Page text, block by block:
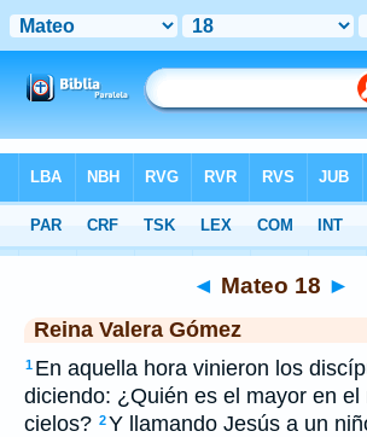
>RVG> Mateo 18
◄ Mateo 18 ►
Reina Valera Gómez
1 En aquella hora vinieron los
diciendo: ¿Quién es el mayor en el
cielos? 2Y llamando Jesús a un